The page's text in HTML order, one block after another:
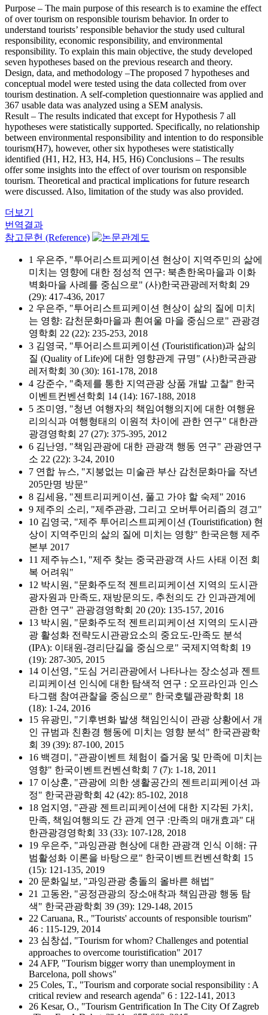
Purpose – The main purpose of this research is to examine the effect
of over tourism on responsible tourism behavior. In order to
understand tourists’ responsible behavior the study used cultural
responsibility, economic responsibility, and environmental
responsibility. To explain this main objective, the study developed
seven hypotheses based on the previous research and theory.
Design, data, and methodology –The proposed 7 hypotheses and
conceptual model were tested using the data collected from over
tourism destination. A self-completion questionnaire was applied and
367 usable data was analyzed using a SEM analysis.
Result – The results indicated that except for Hypothesis 7 all
hypotheses were statistically supported. Specifically, no relationship
between environmental responsibility and intention to do responsible
tourism(H7), however, other six hypotheses were statistically
identified (H1, H2, H3, H4, H5, H6) Conclusions – The results
offer some insights into the effect of over tourism on responsible
tourism. Theoretical and practical implications for future research
were discussed. Also, limitation of the study was also provided.
더보기
번역결과
참고문헌 (Reference)
1 우은주, "투어리스트피케이션 현상이 지역주민의 삶에
미치는 영향에 대한 정성적 연구: 북촌한옥마을과 이화
벽화마을 사례를 중심으로" (사)한국관광레저학회 29
(29): 417-436, 2017
2 우은주, "투어리스트피케이션 현상이 삶의 질에 미치
는 영향: 감천문화마을과 흰여울 마을 중심으로" 관광경
영학회 22 (22): 235-253, 2018
3 김영국, "투어리스트피케이션 (Touristification)과 삶의
질 (Quality of Life)에 대한 영향관계 규명" (사)한국관광
레저학회 30 (30): 161-178, 2018
4 강준수, "축제를 통한 지역관광 상품 개발 고찰" 한국
이벤트컨벤션학회 14 (14): 167-188, 2018
5 조미영, "청년 여행자의 책임여행의지에 대한 여행윤
리의식과 여행형태의 이원적 차이에 관한 연구" 대한관
광경영학회 27 (27): 375-395, 2012
6 김난영, "책임관광에 대한 관광객 행동 연구" 관광연구
소 22 (22): 3-24, 2010
7 연합 뉴스, "지붕없는 미술관 부산 감천문화마을 작년
205만명 방문"
8 김세용, "젠트리피케이션, 풀고 가야 할 숙제" 2016
9 제주의 소리, "제주관광, 그리고 오버투어리즘의 경고"
10 김영국, "제주 투어리스트피케이션 (Touristification) 현
상이 지역주민의 삶의 질에 미치는 영향" 한국은행 제주
본부 2017
11 제주뉴스1, "제주 찾는 중국관광객 사드 사태 이전 회
복 어려워"
12 박시원, "문화주도적 젠트리피케이션 지역의 도시관
광자원과 만족도, 재방문의도, 추천의도 간 인과관계에
관한 연구" 관광경영학회 20 (20): 135-157, 2016
13 박시원, "문화주도적 젠트리피케이션 지역의 도시관
광 활성화 전략도시관광요소의 중요도-만족도 분석
(IPA): 이태원-경리단길을 중심으로" 국제지역학회 19
(19): 287-305, 2015
14 이선영, "도심 거리관광에서 나타나는 장소성과 젠트
리피케이션 인식에 대한 탐색적 연구 : 오프라인과 인스
타그램 참여관찰을 중심으로" 한국호텔관광학회 18
(18): 1-24, 2016
15 유광민, "기후변화 발생 책임인식이 관광 상황에서 개
인 규범과 친환경 행동에 미치는 영향 분석" 한국관광학
회 39 (39): 87-100, 2015
16 백경미, "관광이벤트 체험이 즐거움 및 만족에 미치는
영향" 한국이벤트컨벤션학회 7 (7): 1-18, 2011
17 이상훈, "관광에 의한 생활공간의 젠트리피케이션 과
정" 한국관광학회 42 (42): 85-102, 2018
18 엄지영, "관광 젠트리피케이션에 대한 지각된 가치,
만족, 책임여행의도 간 관계 연구 :만족의 매개효과" 대
한관광경영학회 33 (33): 107-128, 2018
19 우은주, "과잉관광 현상에 대한 관광객 인식 이해: 규
범활성화 이론을 바탕으로" 한국이벤트컨벤션학회 15
(15): 121-135, 2019
20 문화일보, "과잉관광 충돌의 올바른 해법"
21 고동완, "공정관광의 장소애착과 책임관광 행동 탐
색" 한국관광학회 39 (39): 129-148, 2015
22 Caruana, R., "Tourists' accounts of responsible tourism"
46 : 115-129, 2014
23 심창섭, "Tourism for whom? Challenges and potential
approaches to overcome touristification" 2017
24 AFP, "Tourism bigger worry than unemployment in
Barcelona, poll shows"
25 Coles, T., "Tourism and corporate social responsibility : A
critical review and research agenda" 6 : 122-141, 2013
26 Kesar, O., "Tourism Gentrification In The City Of Zagreb